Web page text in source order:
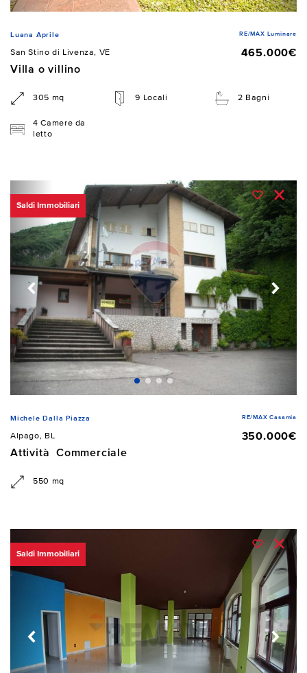
Luana Aprile RE/MAX Luminare
San Stino di Livenza, VE
465.000€
Villa o villino
305 mq 9 Locali 2 Bagni
4 Camere da
letto
Saldi Immobiliari
Michele Dalla Piazza RE/MAX Casamia
Alpago, BL
350.000€
Attività Commerciale
550 mq
Saldi Immobiliari